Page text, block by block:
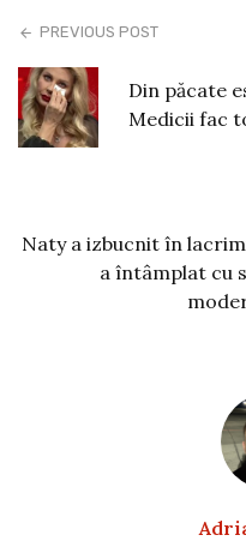
PREVIOUS POST
Din păcate
Medicii fac
Naty a izbucnit în
a întâmplat cu